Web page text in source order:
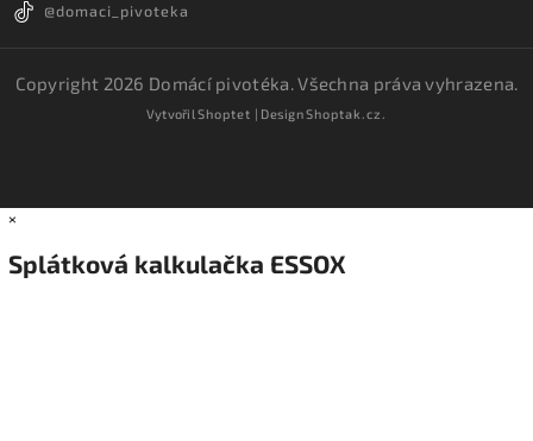
@domaci_pivoteka
Copyright 2026 Domácí pivotéka. Všechna práva vyhrazena.
VytvořilShoptet | DesignShoptak.cz.
×
Splátková kalkulačka ESSOX